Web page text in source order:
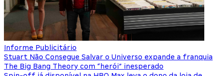
Informe Publicitário
Stuart Não Consegue Salvar o Universo expande a franquia
The Big Bang Theory com “herói” inesperado